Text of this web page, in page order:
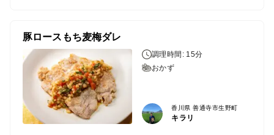
豚ロースもち麦梅ダレ
調理時間: 15分
おかず
香川県 善通寺市生野町
キラリ